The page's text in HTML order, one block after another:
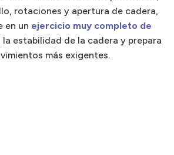
rotaciones y apertura de cadera,
en un ejercicio muy completo de
la estabilidad de la cadera y prepara
más exigentes.